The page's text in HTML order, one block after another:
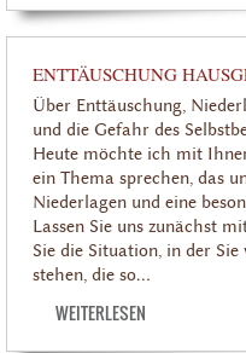
ENTTÄUSCHUNG
Über Enttäuschung,
und die Gefahr des
Heute möchte ich mit
ein Thema sprechen, das
Niederlagen und eine
Lassen Sie uns zunächst
Sie die Situation, in der
stehen, die so...
WEITERLESEN